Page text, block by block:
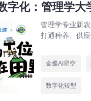
字化：管理学大
管理学专业新
打通种养、供
金蝶AI星空
数字化转型